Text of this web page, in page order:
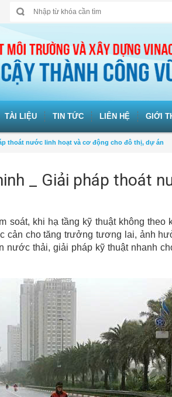
TÀI LIỆU TIN TỨC LIÊN HỆ GIỚI
thoát nước linh hoạt và cơ động cho đô thị, dự án
_ Giải pháp thoát
soát, khi hạ tầng kỹ thuật không theo
cản cho tăng trưởng tương lai, ảnh
nước thải, giải pháp kỹ thuật nhanh